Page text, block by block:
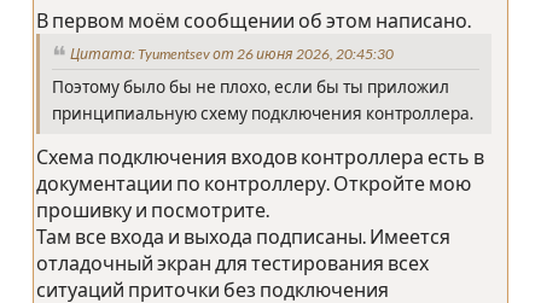
В первом моём сообщении об этом написано.
Цитата: Tyumentsev от 26 июня 2026, 20:45:30
Поэтому было бы не плохо, если бы ты приложил
принципиальную схему подключения контроллера.
Схема подключения входов контроллера есть в
документации по контроллеру. Откройте мою
прошивку и посмотрите.
Там все входа и выхода подписаны. Имеется
отладочный экран для тестирования всех
ситуаций приточки без подключения